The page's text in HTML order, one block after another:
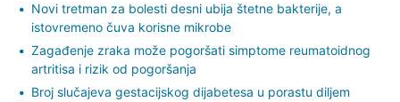
Novi tretman za bolesti desni ubija štetne bakterije, a
istovremeno čuva korisne mikrobe
Zagađenje zraka može pogoršati simptome reumatoidnog
artritisa i rizik od pogoršanja
Broj slučajeva gestacijskog dijabetesa u porastu diljem